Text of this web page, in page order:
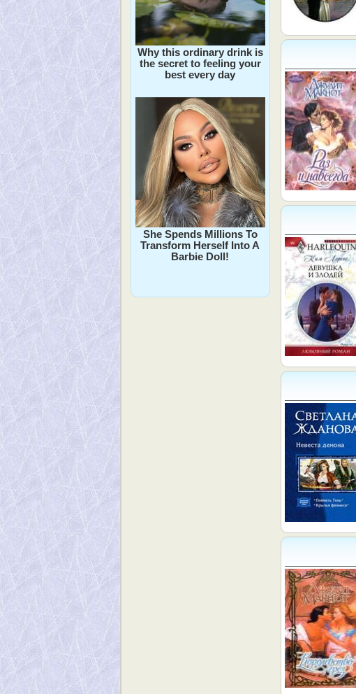
Why this ordinary drink is
the secret to feeling your
best every day
She Spends Millions To
Transform Herself Into A
Barbie Doll!